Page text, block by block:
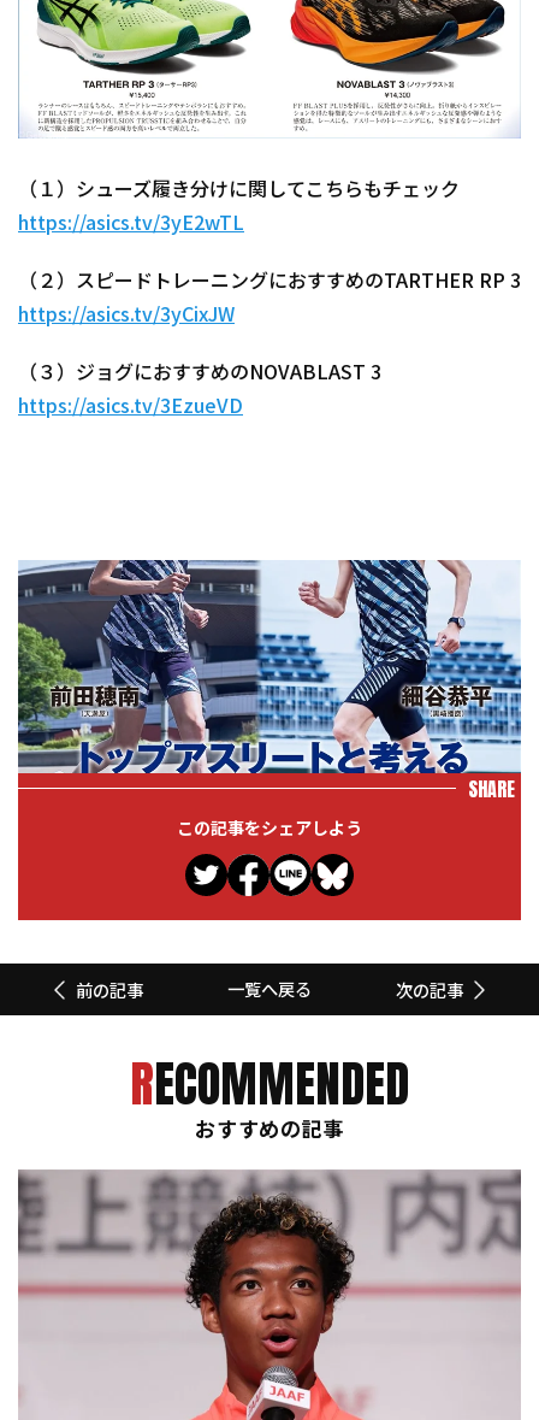
（１）シューズ履き分けに関してこちらもチェック
https://asics.tv/3yE2wTL
（２）スピードトレーニングにおすすめのTARTHER RP 3
https://asics.tv/3yCixJW
（３）ジョグにおすすめのNOVABLAST 3
https://asics.tv/3EzueVD
SHARE
この記事をシェアしよう
前の記事 一覧へ戻る 次の記事
RECOMMENDED
おすすめの記事